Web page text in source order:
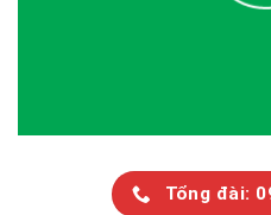
Tổng đài: